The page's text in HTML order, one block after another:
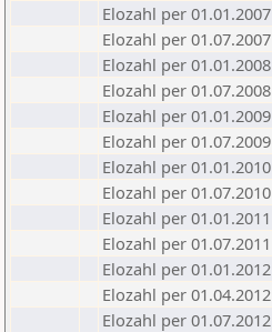
Elozahl per 01.01.2007
Elozahl per 01.07.2007
Elozahl per 01.01.2008
Elozahl per 01.07.2008
Elozahl per 01.01.2009
Elozahl per 01.07.2009
Elozahl per 01.01.2010
Elozahl per 01.07.2010
Elozahl per 01.01.2011
Elozahl per 01.07.2011
Elozahl per 01.01.2012
Elozahl per 01.04.2012
Elozahl per 01.07.2012